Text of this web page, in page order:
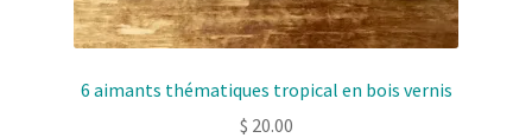
6 aimants thématiques tropical en bois vernis
$ 20.00